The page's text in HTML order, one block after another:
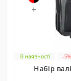
В наявності
+
-
Набір